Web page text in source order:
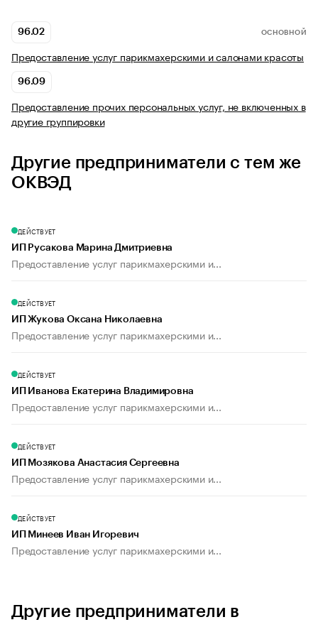
96.02 ОСНОВНОЙ
Предоставление услуг парикмахерскими и салонами красоты
96.09
Предоставление прочих персональных услуг, не включенных в
другие группировки
Другие предприниматели с тем же
ОКВЭД
ДЕЙСТВУЕТ
ИП Русакова Марина Дмитриевна
Предоставление услуг парикмахерскими и...
ДЕЙСТВУЕТ
ИП Жукова Оксана Николаевна
Предоставление услуг парикмахерскими и...
ДЕЙСТВУЕТ
ИП Иванова Екатерина Владимировна
Предоставление услуг парикмахерскими и...
ДЕЙСТВУЕТ
ИП Мозякова Анастасия Сергеевна
Предоставление услуг парикмахерскими и...
ДЕЙСТВУЕТ
ИП Минеев Иван Игоревич
Предоставление услуг парикмахерскими и...
Другие предприниматели в